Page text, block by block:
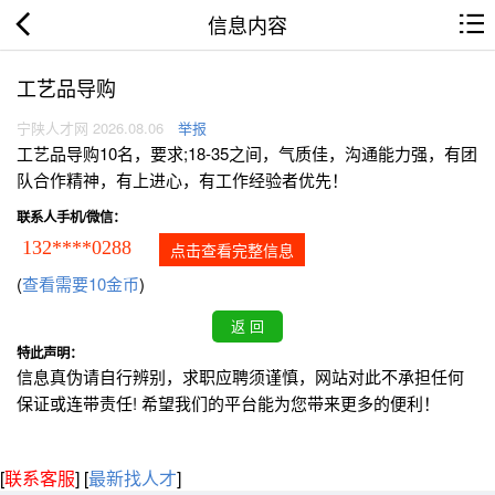
信息内容
工艺品导购
宁陕人才网 2026.08.06 举报
工艺品导购10名，要求;18-35之间，气质佳，沟通能力强，有团
队合作精神，有上进心，有工作经验者优先！
联系人手机/微信：
132****0288 点击查看完整信息
(查看需要10金币)
特此声明：
信息真伪请自行辨别，求职应聘须谨慎，网站对此不承担任何
保证或连带责任! 希望我们的平台能为您带来更多的便利！
[联系客服] [最新找人才]